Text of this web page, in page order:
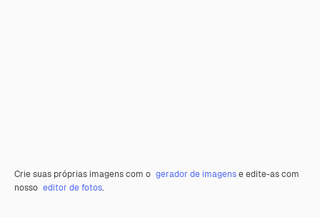
Crie suas próprias imagens com o gerador de imagense edite-as com
nosso editor de fotos.